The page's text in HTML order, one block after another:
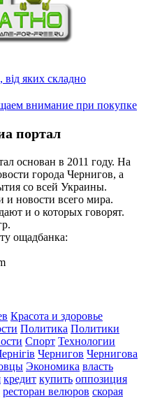
від яких складно
внимание при покупке
портал
основан в 2011 году. На
города Чернигов, а
со всей Украины.
новости всего мира.
и о которых говорят.
ощадбанка:
Красота и здоровье
Политика Политики
Спорт Технологии
Чернигов Чернигова
Экономика власть
кредит купить оппозиция
ресторан велюров скорая